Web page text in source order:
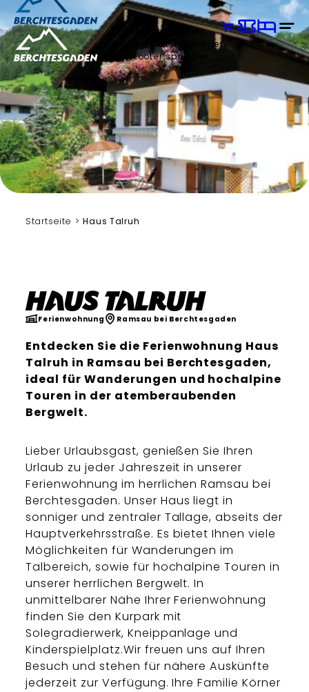
zum Inhalt springen
zur Navigation springen
zum Footer springen
Startseite Haus Talruh
Haus Talruh
Ferienwohnung Ramsau bei Berchtesgaden
Entdecken Sie die Ferienwohnung Haus
Talruh in Ramsau bei Berchtesgaden,
ideal für Wanderungen und hochalpine
Touren in der atemberaubenden
Bergwelt.
Lieber Urlaubsgast, genießen Sie Ihren
Urlaub zu jeder Jahreszeit in unserer
Ferienwohnung im herrlichen Ramsau bei
Berchtesgaden. Unser Haus liegt in
sonniger und zentraler Tallage, abseits der
Hauptverkehrsstraße. Es bietet Ihnen viele
Möglichkeiten für Wanderungen im
Talbereich, sowie für hochalpine Touren in
unserer herrlichen Bergwelt. In
unmittelbarer Nähe Ihrer Ferienwohnung
finden Sie den Kurpark mit
Solegradierwerk, Kneippanlage und
Kinderspielplatz.Wir freuen uns auf Ihren
Besuch und stehen für nähere Auskünfte
jederzeit zur Verfügung. Ihre Familie Körner